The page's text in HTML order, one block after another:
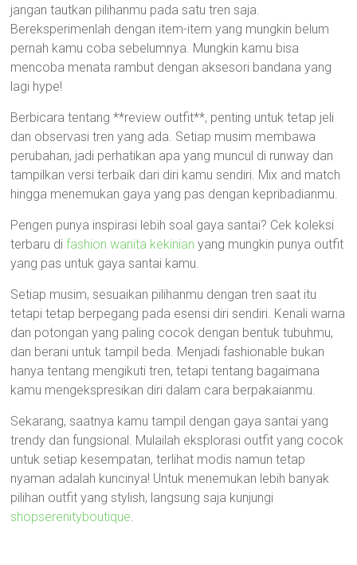
jangan tautkan pilihanmu pada satu tren saja.
Bereksperimenlah dengan item-item yang mungkin belum
pernah kamu coba sebelumnya. Mungkin kamu bisa
mencoba menata rambut dengan aksesori bandana yang
lagi hype!
Berbicara tentang **review outfit**, penting untuk tetap jeli
dan observasi tren yang ada. Setiap musim membawa
perubahan, jadi perhatikan apa yang muncul di runway dan
tampilkan versi terbaik dari diri kamu sendiri. Mix and match
hingga menemukan gaya yang pas dengan kepribadianmu.
Pengen punya inspirasi lebih soal gaya santai? Cek koleksi
terbaru difashion wanita kekinian yang mungkin punya outfit
yang pas untuk gaya santai kamu.
Setiap musim, sesuaikan pilihanmu dengan tren saat itu
tetapi tetap berpegang pada esensi diri sendiri. Kenali warna
dan potongan yang paling cocok dengan bentuk tubuhmu,
dan berani untuk tampil beda. Menjadi fashionable bukan
hanya tentang mengikuti tren, tetapi tentang bagaimana
kamu mengekspresikan diri dalam cara berpakaianmu.
Sekarang, saatnya kamu tampil dengan gaya santai yang
trendy dan fungsional. Mulailah eksplorasi outfit yang cocok
untuk setiap kesempatan, terlihat modis namun tetap
nyaman adalah kuncinya! Untuk menemukan lebih banyak
pilihan outfit yang stylish, langsung saja kunjungi
shopserenityboutique.